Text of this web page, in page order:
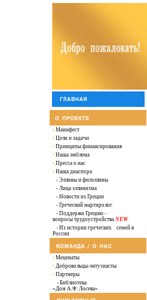
• Манифест
• Цели и задачи
• Принципы финансирования
• Наша эмблема
• Пресса о нас
•Наша диаспора
- Эллины и филэллины
- Лица эллинизма
- Новости из Греции
- Греческий мартиролог
- Поддержи Грецию -
вопросы трудоустройства NEW
- Из истории греческих семей в
России
• Меценаты
• Добровольцы-энтузиасты
• Партнеры
- Библиотека
«Дом А.Ф. Лосева»